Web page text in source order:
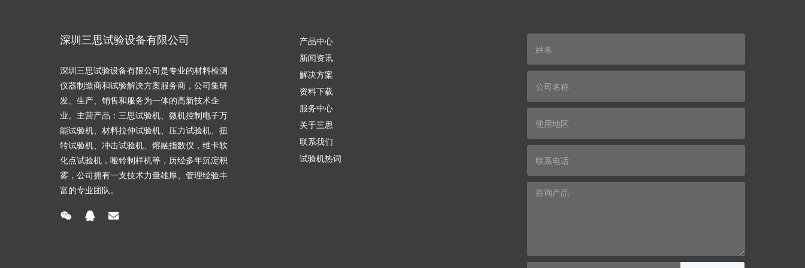
深圳三思试验设备有限公司
深圳三思试验设备有限公司是专业的材料检测
仪器制造商和试验解决方案服务商，公司集研
发、生产、销售和服务为一体的高新技术企
业。主营产品：三思试验机、微机控制电子万
能试验机、材料拉伸试验机、压力试验机、扭
转试验机、冲击试验机、熔融指数仪，维卡软
化点试验机，哑铃制样机等，历经多年沉淀积
雾，公司拥有一支技术力量雄厚、管理经验丰
富的专业团队。
产品中心
新闻资讯
解决方案
资料下载
服务中心
关于三思
联系我们
试验机热词